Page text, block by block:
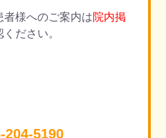
者様へのご案内は院内掲
ださい。
204-5190